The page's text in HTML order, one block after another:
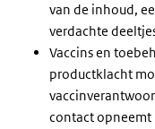
van de inhoud,
verdachte
Vaccins en
productklacht
contact opneemt